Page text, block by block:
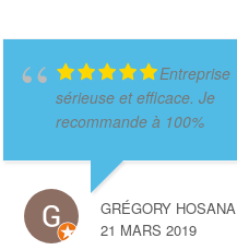
Entreprise
sérieuse et efficace. Je
recommande à 100%
GRÉGORY HOSANA
21 MARS 2019